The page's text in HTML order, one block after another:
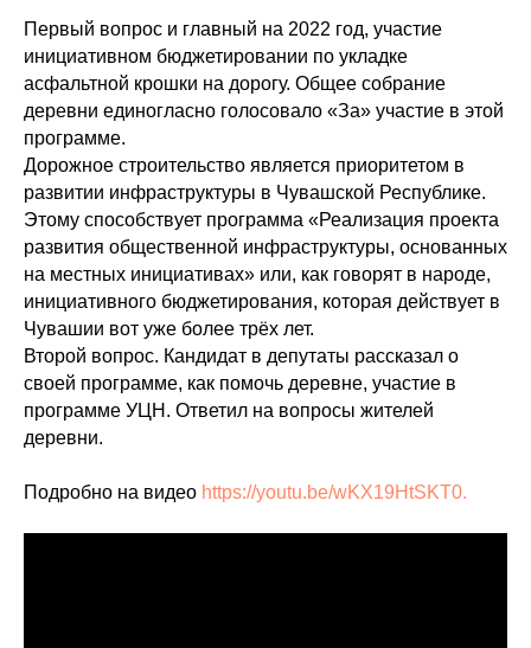
Первый вопрос и главный на 2022 год, участие
инициативном бюджетировании по укладке
асфальтной крошки на дорогу. Общее собрание
деревни единогласно голосовало «За» участие в этой
программе.
Дорожное строительство является приоритетом в
развитии инфраструктуры в Чувашской Республике.
Этому способствует программа «Реализация проекта
развития общественной инфраструктуры, основанных
на местных инициативах» или, как говорят в народе,
инициативного бюджетирования, которая действует в
Чувашии вот уже более трёх лет.
Второй вопрос. Кандидат в депутаты рассказал о
своей программе, как помочь деревне, участие в
программе УЦН. Ответил на вопросы жителей
деревни.
Подробно на видео https://youtu.be/wKX19HtSKT0.